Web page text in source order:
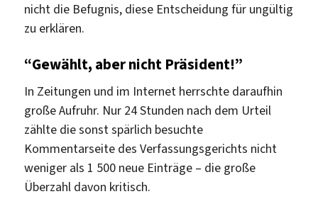
nicht die Befugnis, diese Entscheidung für ungültig
zu erklären.
“Gewählt, aber nicht Präsident!”
In Zeitungen und im Internet herrschte daraufhin
große Aufruhr. Nur 24 Stunden nach dem Urteil
zählte die sonst spärlich besuchte
Kommentarseite des Verfassungsgerichts nicht
weniger als 1 500 neue Einträge – die große
Überzahl davon kritisch.